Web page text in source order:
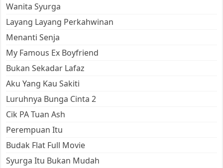
Wanita Syurga
Layang Layang Perkahwinan
Menanti Senja
My Famous Ex Boyfriend
Bukan Sekadar Lafaz
Aku Yang Kau Sakiti
Luruhnya Bunga Cinta 2
Cik PA Tuan Ash
Perempuan Itu
Budak Flat Full Movie
Syurga Itu Bukan Mudah